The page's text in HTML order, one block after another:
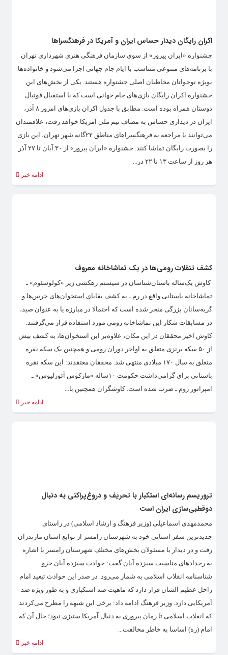
اکران رایگان دیدار حساس ایران و آمریکا در فرهنگسراها
جشنواره «ایران پیروز» از سوی سازمان فرهنگی هنری شهرداری تهران
با برنامه‌های متنوعی متناسب با ایام جام جهانی اجرا می‌شود و خانواده‌ها
بویژه نوجوانان مخاطبان اصلی جشنواره هستند. یکی از بخش‌های این
جشنواره اکران رایگان بازی‌های جام جهانی است که با استقبال فوتبال
دوستان همراه بوده است. مطابق با جدول اکران بازی‌های امروز ۸ آذر،
ایران در دیداری حساس به مصاف تیم ملی آمریکا خواهد رفت، علاقمندان
می‌توانند با مراجعه به فرهنگسراهای مناطق ۲۲گانه شهر تهران، این بازی
را بصورت رایگان تماشا کنند. جشنواره «ایران پیروز» از ۳۰ آبان تا ۲۷ آذر
هر روز از ساعت ۱۳ تا ۲۲ در...
ادامه خبر
کشف تنقلات رومی‌ها در یک تماشاخانه معروف
‌ کاوش یک‌ساله باستان‌شناسان در سیستم زهکشی زیر «کولوسئوم» ـ
تماشاخانه باستانی واقع در رم ـ به کشف بقایای استخوان‌های خرس‌ها و
گربه‌سانان بزرگی منجر شده است که احتمالا در مبارزه یا به عنوان صید،
در مسابقات شکار این تماشاخانه رومی مورد استفاده قرار می‌گرفتند.
کاوش اخیر محققان در این مکان، علاوه‌بر این استخوان‌ها، به کشف بیش
از ۵۰ سکه برنزی متعلق به اواخر دوران رومی و همچنین یک سکه نقره
متعلق به سال ۱۷۰ میلادی منتهی شد. محققان معتقدند: این سکه نقره
باستانی برای گرامی‌داشت حکومت ۱۰ساله «مارکوس آئورلیوس» ـ
امپراتور روم ـ ضرب شده است. کاوشگران همچنین با...
ادامه خبر
تروریسم رسانه‌ای استکبار با تحریف و دروغ‌پراکنی به دنبال
دوقطبی‌سازی ایران است
محمدمهدی اسماعیلی (وزیر فرهنگ و ارشاد اسلامی) در راستای
جدیدترین سفر استانی خود به شهرستان رامسر از توابع استان مازندران
رفت و در دیدار با مسئولان بخش‌های مختلف شهرستان رامسر با اشاره
به رخدادهای مناسبت سیزده آبان گفت: حوادث سیزده آبان جزو
شناسنامه انقلاب اسلامی به شمار می‌رود. در صدر این حوادث تبعید امام
راحل عظیم الشان قرار دارد که ماهیت ضد استکباری و به طور ویژه ضد
آمریکایی دارد. وزیر فرهنگ ادامه داد: برخی این شبهه را مطرح می‌کردند
که انقلاب اسلامی تا زمان پیروزی به دنبال آمریکا ستیزی نبود؛ حال آن که
امام (ره) اساسا به خاطر مخالفت...
ادامه خبر